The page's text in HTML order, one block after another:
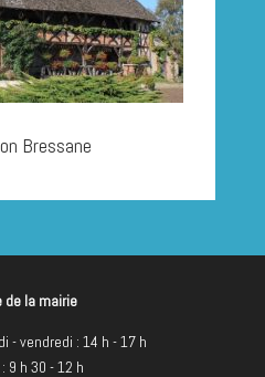
Bressane
de la mairie
- vendredi : 14 h - 17 h
9 h 30 - 12 h